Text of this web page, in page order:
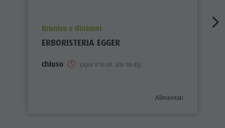
aria.poi_location_prefix
Brunico e dintorni
ERBORISTERIA EGGER
chiuso (Apre il 10.08. alle 08:45)
aria.poi_category_prefix
Alimentari